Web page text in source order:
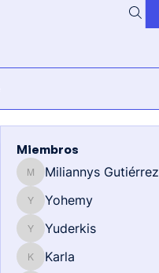
Miembros
Miliannys Gutiérrez
Miliannys Gutiérrez
Yohemy
Yohemy
Yuderkis
Yuderkis
KarlaKarla